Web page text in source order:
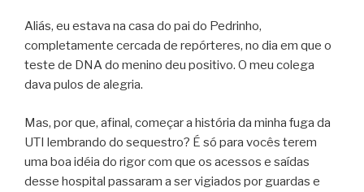
Aliás, eu estava na casa do pai do Pedrinho,
completamente cercada de repórteres, no dia em que o
teste de DNA do menino deu positivo. O meu colega
dava pulos de alegria.
Mas, por que, afinal, começar a história da minha fuga da
UTI lembrando do sequestro? É só para vocês terem
uma boa idéia do rigor com que os acessos e saídas
desse hospital passaram a ser vigiados por guardas e